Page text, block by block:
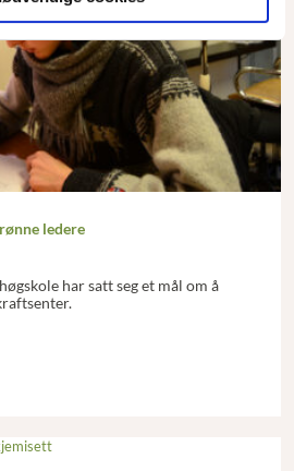
ledere
har satt seg et mål om å